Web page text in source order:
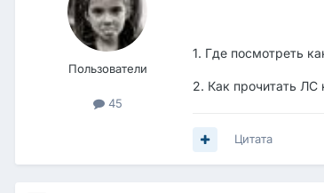
Пользователи
45
1. Где посмотреть
2. Как прочитать ЛС
Цитата